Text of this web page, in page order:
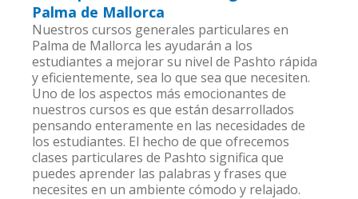
Palma de Mallorca
Nuestros cursos generales particulares en
Palma de Mallorca les ayudarán a los
estudiantes a mejorar su nivel de Pashto rápida
y eficientemente, sea lo que sea que necesiten.
Uno de los aspectos más emocionantes de
nuestros cursos es que están desarrollados
pensando enteramente en las necesidades de
los estudiantes. El hecho de que ofrecemos
clases particulares de Pashto significa que
puedes aprender las palabras y frases que
necesites en un ambiente cómodo y relajado.